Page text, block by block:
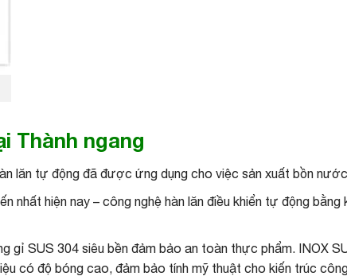
Thành ngang
lăn tự động đã được ứng dụng cho việc sản xuất bồn
nhất hiện nay – công nghệ hàn lăn điều khiển tự động bằng
SUS 304 siêu bền đảm bảo an toàn thực phẩm. INOX
có độ bóng cao, đảm bảo tính mỹ thuật cho kiến trúc